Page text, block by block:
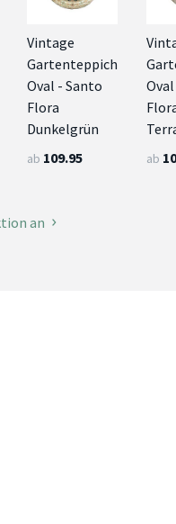
Vintage
Gartenteppich
Oval - Santo
Flora
Dunkelgrün
ab 109.95 ab
an